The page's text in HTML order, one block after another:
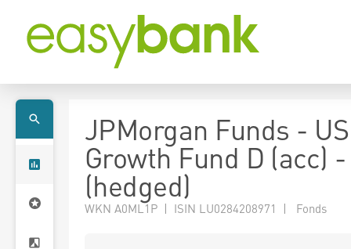
JPMorgan Funds - US
Growth Fund D (acc)
(hedged)
WKN A0ML1P | ISIN LU0284208971 | Fonds